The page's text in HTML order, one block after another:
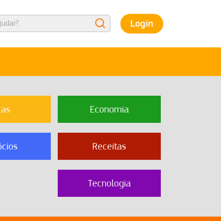
Login
Economia
Receitas
Tecnologia